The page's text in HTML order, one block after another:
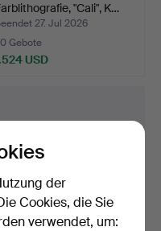
"Cali", K…
27. Jul 2026
Gebote
USD
der
Cookies, die Sie
verwendet, um: